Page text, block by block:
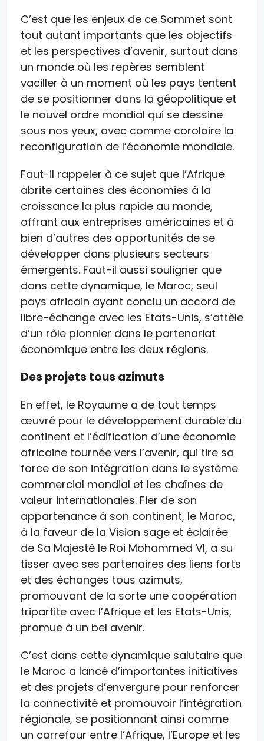
C’est que les enjeux de ce Sommet sont
tout autant importants que les objectifs
et les perspectives d’avenir, surtout dans
un monde où les repères semblent
vaciller à un moment où les pays tentent
de se positionner dans la géopolitique et
le nouvel ordre mondial qui se dessine
sous nos yeux, avec comme corolaire la
reconfiguration de l’économie mondiale.
Faut-il rappeler à ce sujet que l’Afrique
abrite certaines des économies à la
croissance la plus rapide au monde,
offrant aux entreprises américaines et à
bien d’autres des opportunités de se
développer dans plusieurs secteurs
émergents. Faut-il aussi souligner que
dans cette dynamique, le Maroc, seul
pays africain ayant conclu un accord de
libre-échange avec les Etats-Unis, s’attèle
d’un rôle pionnier dans le partenariat
économique entre les deux régions.
Des projets tous azimuts
En effet, le Royaume a de tout temps
œuvré pour le développement durable du
continent et l’édification d’une économie
africaine tournée vers l’avenir, qui tire sa
force de son intégration dans le système
commercial mondial et les chaînes de
valeur internationales. Fier de son
appartenance à son continent, le Maroc,
à la faveur de la Vision sage et éclairée
de Sa Majesté le Roi Mohammed VI, a su
tisser avec ses partenaires des liens forts
et des échanges tous azimuts,
promouvant de la sorte une coopération
tripartite avec l’Afrique et les Etats-Unis,
promue à un bel avenir.
C’est dans cette dynamique salutaire que
le Maroc a lancé d’importantes initiatives
et des projets d’envergure pour renforcer
la connectivité et promouvoir l’intégration
régionale, se positionnant ainsi comme
un carrefour entre l’Afrique, l’Europe et les